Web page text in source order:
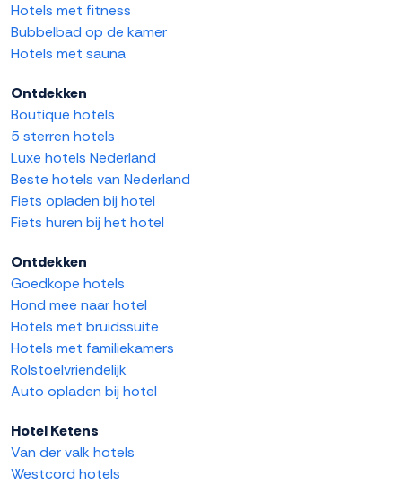
Hotels met fitness
Bubbelbad op de kamer
Hotels met sauna
Ontdekken
Boutique hotels
5 sterren hotels
Luxe hotels Nederland
Beste hotels van Nederland
Fiets opladen bij hotel
Fiets huren bij het hotel
Ontdekken
Goedkope hotels
Hond mee naar hotel
Hotels met bruidssuite
Hotels met familiekamers
Rolstoelvriendelijk
Auto opladen bij hotel
Hotel Ketens
Van der valk hotels
Westcord hotels